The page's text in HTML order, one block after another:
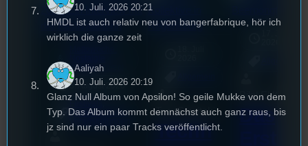
Woche [S1/E6]
3. August 2026
Interview, Kultur ,
Tom Sawitzki
Techn
Bilal El Kasmi
Das
10. Juli. 2026 20:21
HMDL ist auch relativ neu von bangerfabrique, hör ich
wirklich die ganze zeit
Aaliyah
10. Juli. 2026 20:19
Glanz Null Album von Apsilon! So geile Mukke von dem
Typ. Das Album kommt demnächst auch ganz raus, bis
jz sind nur ein paar Tracks veröffentlicht.